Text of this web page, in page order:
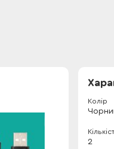
Колір
2